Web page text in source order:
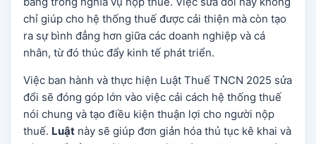
chỉ giúp cho hệ thống thuế được cải thiện mà còn tạo
ra sự bình đẳng hơn giữa các doanh nghiệp và cá
nhân, từ đó thúc đẩy kinh tế phát triển.
Việc ban hành và thực hiện Luật Thuế TNCN 2025 sửa
đổi sẽ đóng góp lớn vào việc cải cách hệ thống thuế
nói chung và tạo điều kiện thuận lợi cho người nộp
thuế. Luật này sẽ giúp đơn giản hóa thủ tục kê khai và